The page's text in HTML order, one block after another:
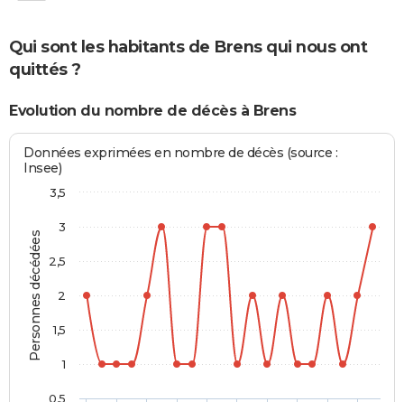
Qui sont les habitants de Brens qui nous ont
quittés ?
Evolution du nombre de décès à Brens
Personnes décédées
Données exprimées en nombre de décès (source :
Insee)
0,5
1
1,5
2
2,5
3
3,5